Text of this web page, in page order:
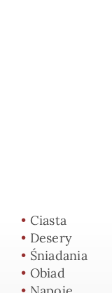
• Ciasta
• Desery
• Śniadania
• Obiad